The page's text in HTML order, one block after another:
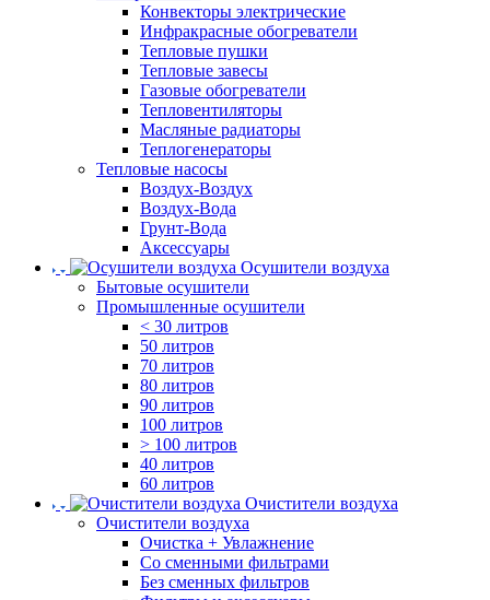
Конвекторы электрические
Инфракрасные обогреватели
Тепловые пушки
Тепловые завесы
Газовые обогреватели
Тепловентиляторы
Масляные радиаторы
Теплогенераторы
Тепловые насосы
Воздух-Воздух
Воздух-Вода
Грунт-Вода
Аксессуары
Осушители воздуха
Бытовые осушители
Промышленные осушители
< 30 литров
50 литров
70 литров
80 литров
90 литров
100 литров
> 100 литров
40 литров
60 литров
Очистители воздуха
Очистители воздуха
Очистка + Увлажнение
Cо сменными фильтрами
Без сменных фильтров